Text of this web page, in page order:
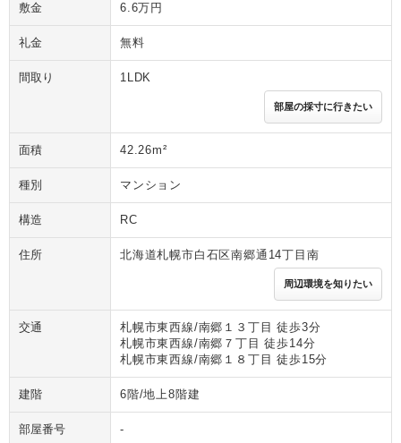
敷金 6.6万円
礼金 無料
間取り 1LDK
部屋の採寸に行きたい
面積 42.26m²
種別 マンション
構造 RC
住所 北海道札幌市白石区南郷通14丁目南
周辺環境を知りたい
交通
札幌市東西線/南郷１３丁目 徒歩3分
札幌市東西線/南郷７丁目 徒歩14分
札幌市東西線/南郷１８丁目 徒歩15分
建階 6階/地上8階建
部屋番号 -